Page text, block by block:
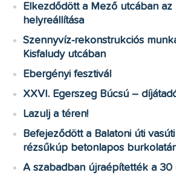
Elkezdődött a Mező utcában
helyreállítása
Szennyvíz-rekonstrukciós
Kisfaludy utcában
Ebergényi fesztivál
XXVI. Egerszeg Búcsú –
Lazulj a téren!
Befejeződött a Balatoni úti
rézsűkúp betonlapos
A szabadban újraépítették a 30